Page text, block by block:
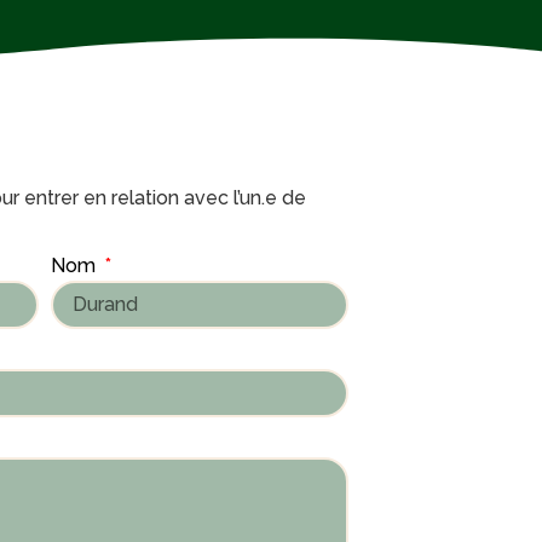
entrer en relation avec l’un.e de
Nom